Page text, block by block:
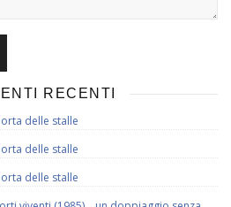
RECENTI
delle stalle
delle stalle
delle stalle